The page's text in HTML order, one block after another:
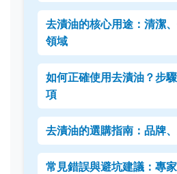
去漬油的核心用途：清潔
領域
如何正確使用去漬油？步
項
去漬油的選購指南：品牌
常見錯誤與避坑建議：專